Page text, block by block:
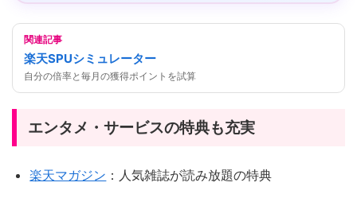
関連記事
楽天SPUシミュレーター
自分の倍率と毎月の獲得ポイントを試算
エンタメ・サービスの特典も充実
楽天マガジン ：人気雑誌が読み放題の特典